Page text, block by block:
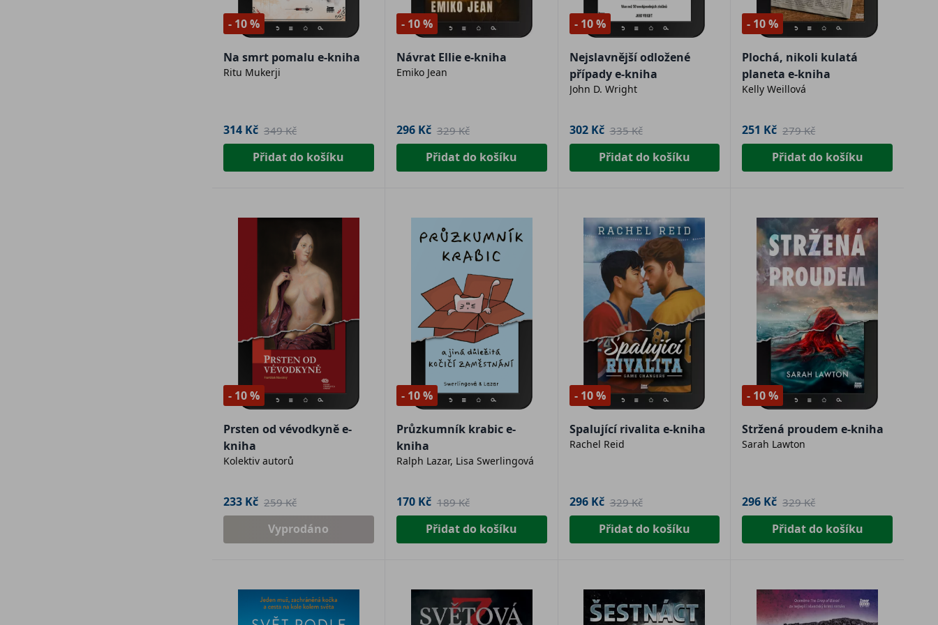
- 10 %
Na smrt pomalu e-kniha
Ritu Mukerji
314 Kč 349 Kč
Přidat do košíku
- 10 %
Návrat Ellie e-kniha
Emiko Jean
296 Kč 329 Kč
Přidat do košíku
- 10 %
Nejslavnější odložené
případy e-kniha
John D. Wright
302 Kč 335 Kč
Přidat do košíku
- 10 %
Plochá, nikoli kulatá
planeta e-kniha
Kelly Weillová
251 Kč 279 Kč
Přidat do košíku
- 10 %
Prsten od vévodkyně e-
kniha
Kolektiv autorů
233 Kč 259 Kč
Vyprodáno
- 10 %
Průzkumník krabic e-
kniha
Ralph Lazar, Lisa Swerlingová
170 Kč 189 Kč
Přidat do košíku
- 10 %
Spalující rivalita e-kniha
Rachel Reid
296 Kč 329 Kč
Přidat do košíku
- 10 %
Stržená proudem e-kniha
Sarah Lawton
296 Kč 329 Kč
Přidat do košíku